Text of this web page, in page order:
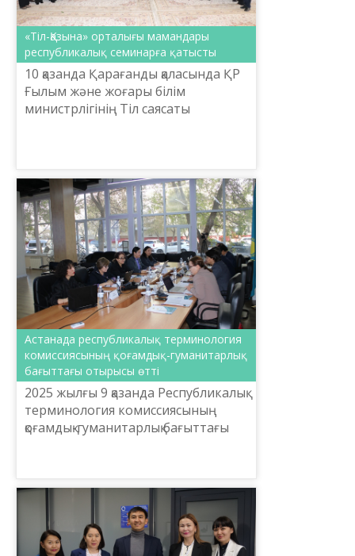
«Тіл-Қазына» орталығы мамандары
республикалық семинарға қатысты
10 қазанда Қарағанды қаласында ҚР
Ғылым және жоғары білім
министрлігінің Тіл саясаты
зал...
Астанада республикалық терминология
комиссиясының қоғамдық-гуманитарлық
бағыттағы отырысы өтті
2025 жылғы 9 қазанда Республикалық
терминология комиссиясының
қоғамдық-гуманитарлық бағыттағы